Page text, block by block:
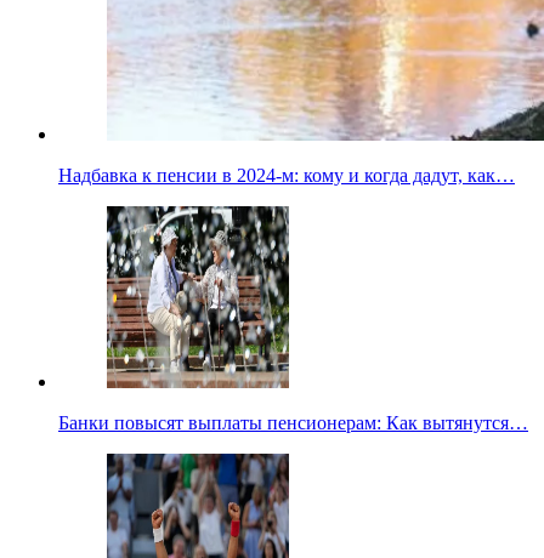
Надбавка к пенсии в 2024-м: кому и когда дадут, как…
Банки повысят выплаты пенсионерам: Как вытянутся…